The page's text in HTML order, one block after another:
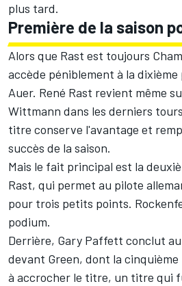
plus tard.
Première de la saison
Alors que Rast est toujours
accède péniblement à la
Auer. René Rast revient même
Wittmann dans les derniers
titre conserve l'avantage et
succès de la saison.
Mais le fait principal est la
Rast, qui permet au pilote
pour trois petits points.
podium.
Derrière, Gary Paffett conclut
devant Green, dont la
à accrocher le titre, un titre qui